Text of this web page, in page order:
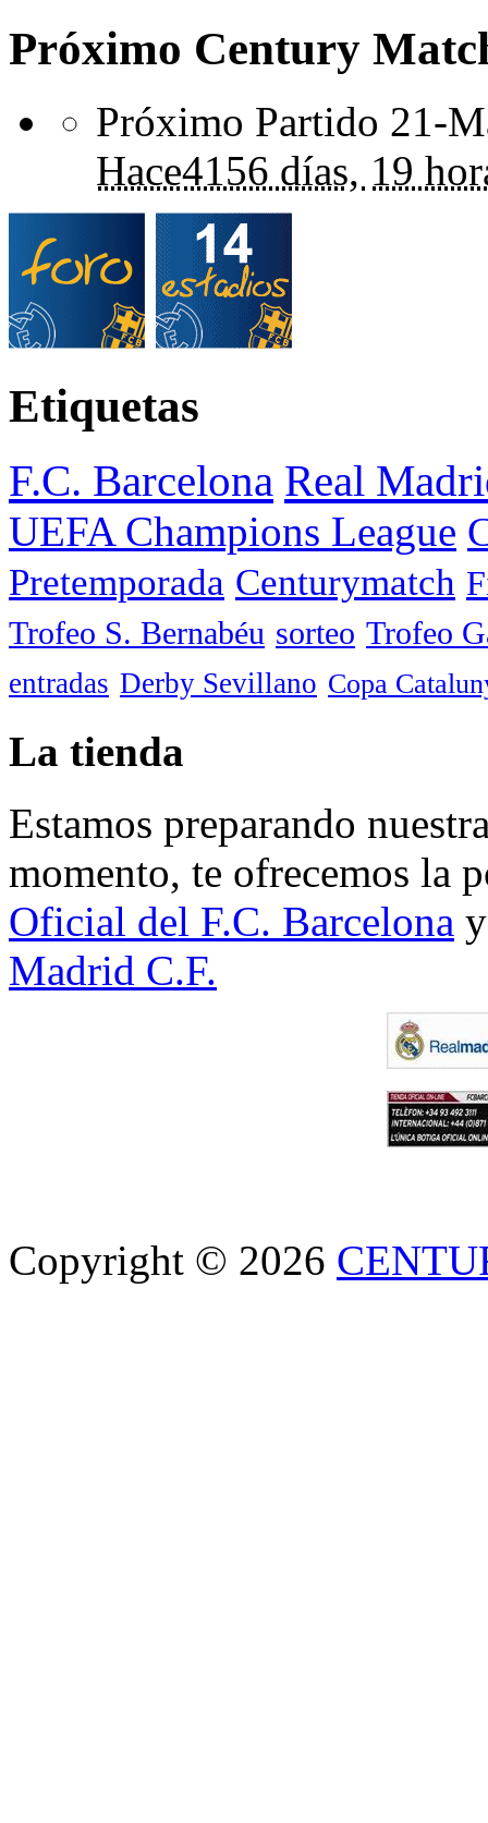
Próximo Century
Próximo Partido 21-
Hace4156 días, 19
Etiquetas
F.C. Barcelona Real
UEFA Champions League
Pretemporada Centurymatch
Trofeo S. Bernabéu sorteo Trofeo
entradas Derby Sevillano Copa
La tienda
Estamos preparando
momento, te ofrecemos la
Oficial del F.C. Barcelona
Madrid C.F.
Copyright © 2026